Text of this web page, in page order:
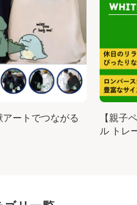
アートでつながる
【親子
ル トレ